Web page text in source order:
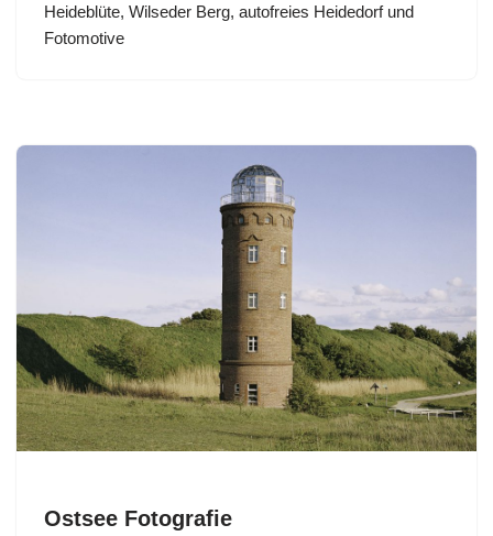
Heideblüte, Wilseder Berg, autofreies Heidedorf und
Fotomotive
Ostsee Fotografie